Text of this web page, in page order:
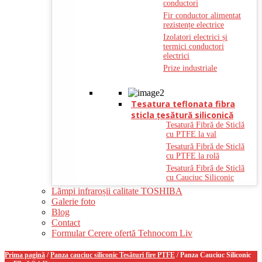
conductori
Fir conductor alimentat
rezistențe electrice
Izolatori electrici și
termici conductori
electrici
Prize industriale
Tesatura teflonata fibra
sticla ţesătură siliconică
Tesatură Fibră de Sticlă
cu PTFE la val
Tesatură Fibră de Sticlă
cu PTFE la rolă
Tesatură Fibră de Sticlă
cu Cauciuc Siliconic
Lămpi infraroșii calitate TOSHIBA
Galerie foto
Blog
Contact
Formular Cerere ofertă Tehnocom Liv
Prima pagină /Panza cauciuc siliconic Tesături fire PTFE / Panza Cauciuc Siliconic